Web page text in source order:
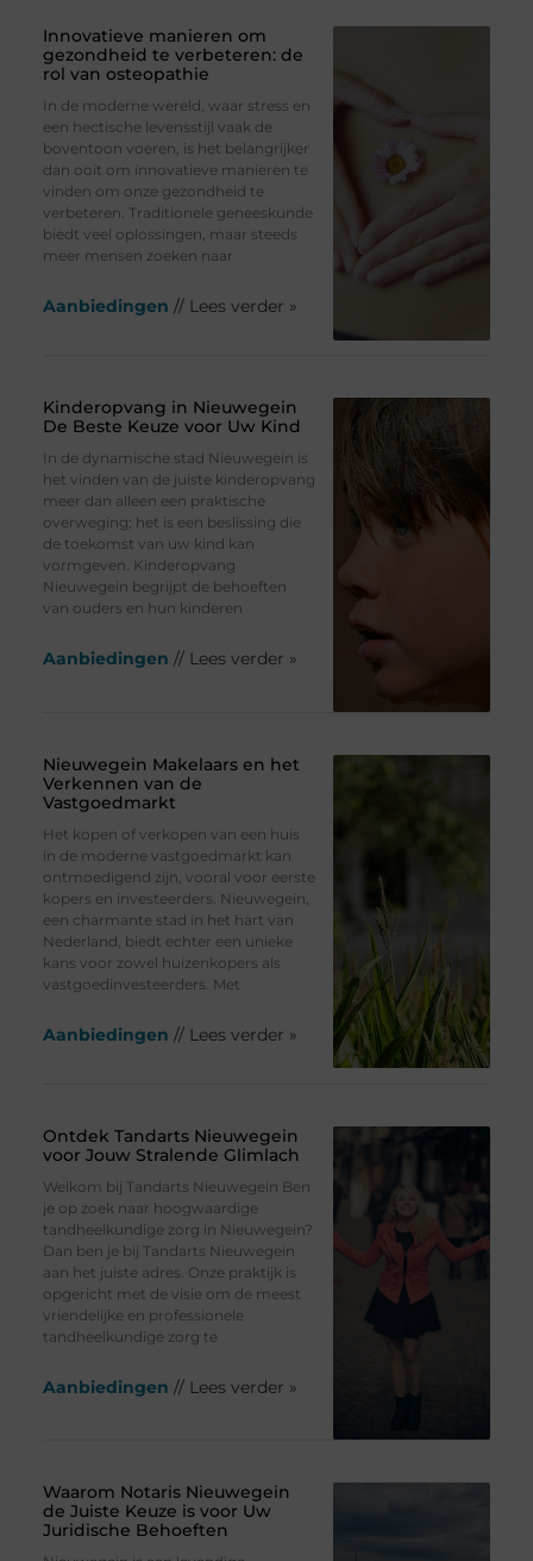
Innovatieve manieren om
gezondheid te verbeteren: de
rol van osteopathie
In de moderne wereld, waar stress en
een hectische levensstijl vaak de
boventoon voeren, is het belangrijker
dan ooit om innovatieve manieren te
vinden om onze gezondheid te
verbeteren. Traditionele geneeskunde
biedt veel oplossingen, maar steeds
meer mensen zoeken naar
Aanbiedingen // Lees verder »
Kinderopvang in Nieuwegein
De Beste Keuze voor Uw Kind
In de dynamische stad Nieuwegein is
het vinden van de juiste kinderopvang
meer dan alleen een praktische
overweging; het is een beslissing die
de toekomst van uw kind kan
vormgeven. Kinderopvang
Nieuwegein begrijpt de behoeften
van ouders en hun kinderen
Aanbiedingen // Lees verder »
Nieuwegein Makelaars en het
Verkennen van de
Vastgoedmarkt
Het kopen of verkopen van een huis
in de moderne vastgoedmarkt kan
ontmoedigend zijn, vooral voor eerste
kopers en investeerders. Nieuwegein,
een charmante stad in het hart van
Nederland, biedt echter een unieke
kans voor zowel huizenkopers als
vastgoedinvesteerders. Met
Aanbiedingen // Lees verder »
Ontdek Tandarts Nieuwegein
voor Jouw Stralende Glimlach
Welkom bij Tandarts Nieuwegein Ben
je op zoek naar hoogwaardige
tandheelkundige zorg in Nieuwegein?
Dan ben je bij Tandarts Nieuwegein
aan het juiste adres. Onze praktijk is
opgericht met de visie om de meest
vriendelijke en professionele
tandheelkundige zorg te
Aanbiedingen // Lees verder »
Waarom Notaris Nieuwegein
de Juiste Keuze is voor Uw
Juridische Behoeften